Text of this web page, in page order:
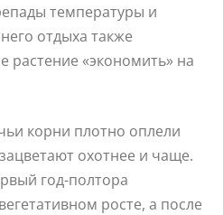
температуры и
отдыха также
растение «экономить» на
корни плотно оплели
охотнее и чаще.
год-полтора
росте, а после